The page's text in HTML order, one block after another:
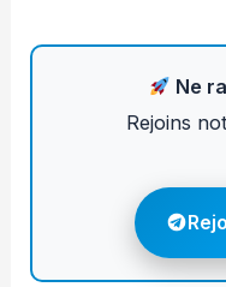
Ne
Rejoins